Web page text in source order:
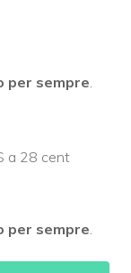
per sempre.
a 28 cent
per sempre.